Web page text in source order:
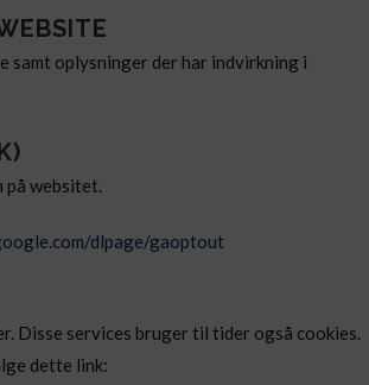
oplysninger der har indvirkning i
websitet.
dlpage/gaoptout
Disse services bruger til tider også cookies.
dette link: